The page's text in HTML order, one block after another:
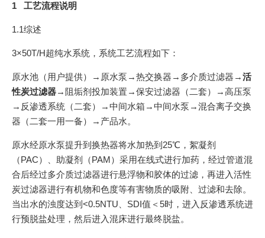
1 工艺流程说明
1.1综述
3×50T/H超纯水系统，系统工艺流程如下：
原水池（用户提供）→原水泵→热交换器→多介质过滤器→活
性炭过滤器→阻垢剂投加装置→保安过滤器（二套）→高压泵
→反渗透系统（二套）→中间水箱→中间水泵→混合离子交换
器（二套一用一备）→产品水。
原水经原水泵提升到换热器将水加热到25℃，絮凝剂
（PAC）、助凝剂（PAM）采用在线式进行加药，经过管道混
合后经过多介质过滤器进行悬浮物和胶体的过滤，再进入活性
炭过滤器进行有机物和色度等有害物质的吸附、过滤和去除。
当出水的浊度达到<0.5NTU、SDI值＜5时，进入反渗透系统进
行预脱盐处理，然后进入混床进行最终脱盐。